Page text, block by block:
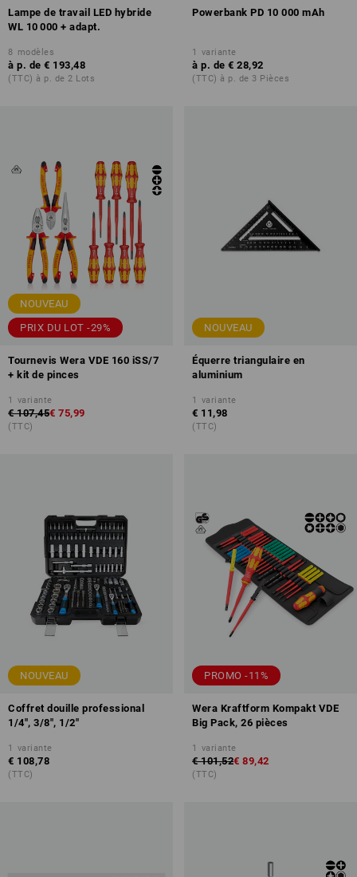
Lampe de travail LED hybride
WL 10 000 + adapt.
8 modèles
à p. de € 193,48
(TTC) à p. de 2 Lots
Powerbank PD 10 000 mAh
1 variante
à p. de € 28,92
(TTC) à p. de 3 Pièces
NOUVEAU
PRIX DU LOT -29%
Tournevis Wera VDE 160 iSS/7
+ kit de pinces
1 variante
€ 107,45€ 75,99
(TTC)
NOUVEAU
Équerre triangulaire en
aluminium
1 variante
€ 11,98
(TTC)
NOUVEAU
Coffret douille professional
1/4", 3/8", 1/2"
1 variante
€ 108,78
(TTC)
PROMO -11%
Wera Kraftform Kompakt VDE
Big Pack, 26 pièces
1 variante
€ 101,52€ 89,42
(TTC)